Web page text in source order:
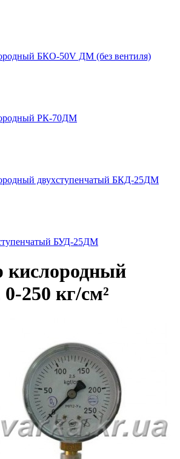
БКО-50V ДМ (без вентиля)
РК-70ДМ
двухступенчатый БКД-25ДМ
БУД-25ДМ
250 кг/см²